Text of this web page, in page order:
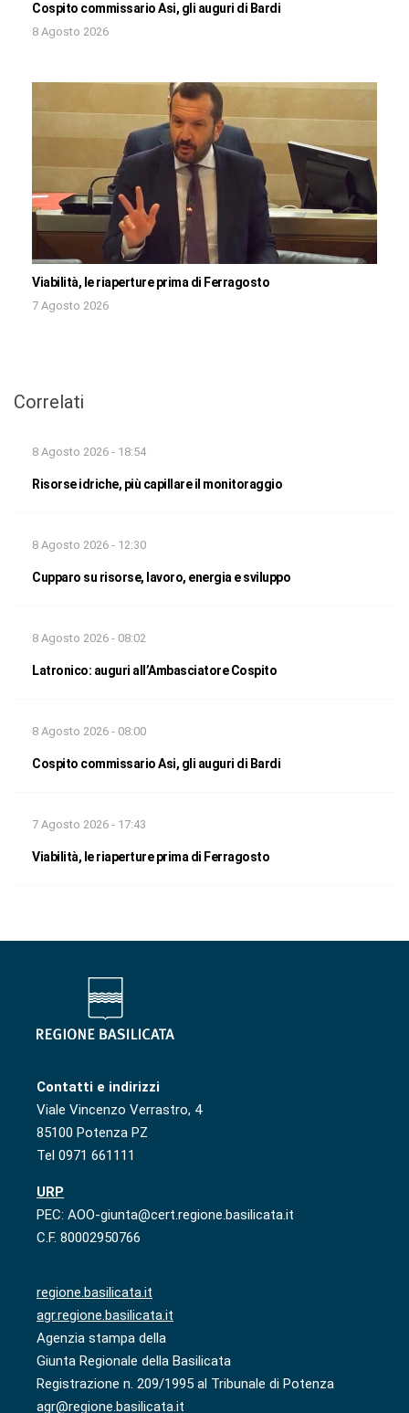
Cospito commissario Asi, gli auguri di Bardi
8 Agosto 2026
Viabilità, le riaperture prima di Ferragosto
7 Agosto 2026
Correlati
8 Agosto 2026 - 18:54
Risorse idriche, più capillare il monitoraggio
8 Agosto 2026 - 12:30
Cupparo su risorse, lavoro, energia e sviluppo
8 Agosto 2026 - 08:02
Latronico: auguri all’Ambasciatore Cospito
8 Agosto 2026 - 08:00
Cospito commissario Asi, gli auguri di Bardi
7 Agosto 2026 - 17:43
Viabilità, le riaperture prima di Ferragosto
Contatti e indirizzi
Viale Vincenzo Verrastro, 4
85100 Potenza PZ
Tel 0971 661111
URP
PEC: AOO-giunta@cert.regione.basilicata.it
C.F. 80002950766
regione.basilicata.it
agr.regione.basilicata.it
Agenzia stampa della
Giunta Regionale della Basilicata
Registrazione n. 209/1995 al Tribunale di Potenza
agr@regione.basilicata.it